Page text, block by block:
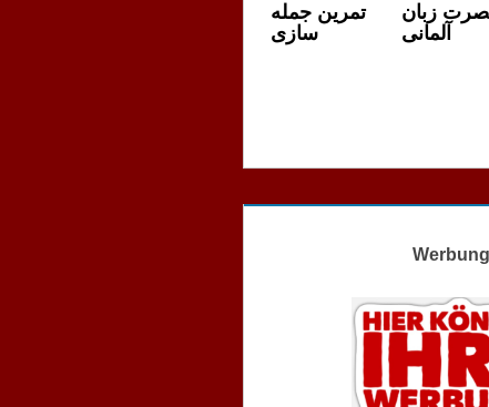
تمرین جمله
سازی
زبان
آلمانی
Werbung